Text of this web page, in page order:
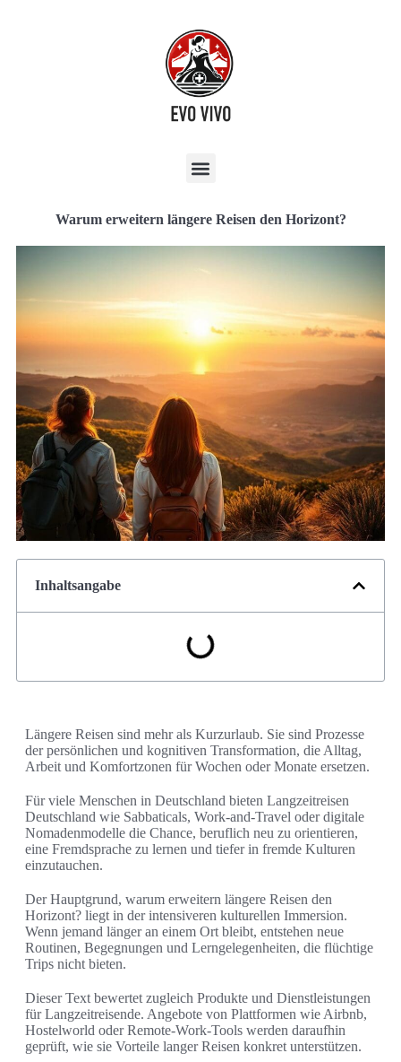
Warum erweitern längere Reisen den Horizont?
Inhaltsangabe
Längere Reisen sind mehr als Kurzurlaub. Sie sind Prozesse
der persönlichen und kognitiven Transformation, die Alltag,
Arbeit und Komfortzonen für Wochen oder Monate ersetzen.
Für viele Menschen in Deutschland bieten Langzeitreisen
Deutschland wie Sabbaticals, Work-and-Travel oder digitale
Nomadenmodelle die Chance, beruflich neu zu orientieren,
eine Fremdsprache zu lernen und tiefer in fremde Kulturen
einzutauchen.
Der Hauptgrund, warum erweitern längere Reisen den
Horizont? liegt in der intensiveren kulturellen Immersion.
Wenn jemand länger an einem Ort bleibt, entstehen neue
Routinen, Begegnungen und Lerngelegenheiten, die flüchtige
Trips nicht bieten.
Dieser Text bewertet zugleich Produkte und Dienstleistungen
für Langzeitreisende. Angebote von Plattformen wie Airbnb,
Hostelworld oder Remote-Work-Tools werden daraufhin
geprüft, wie sie Vorteile langer Reisen konkret unterstützen.